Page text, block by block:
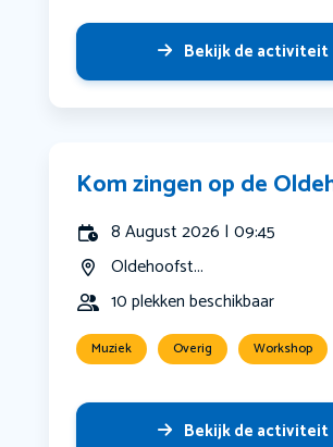
Bekijk de activiteit
Kom zingen op de
8 August 2026 | 09:45
Oldehoofst...
10 plekken beschikbaar
Muziek Overig Workshop
Bekijk de activiteit